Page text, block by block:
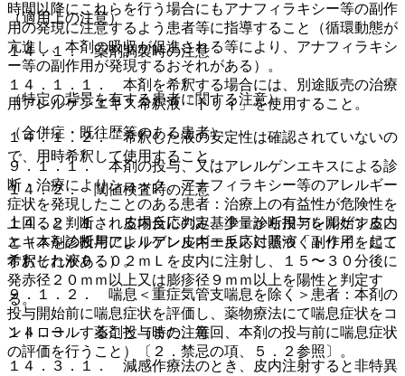
（適用上の注意）
１４．１． 薬剤調製時の注意
１４．１．１． 本剤を希釈する場合には、別途販売の治療
用アレルゲンエキス希釈液「トリイ」を使用すること。
１４．１．２． 希釈した液の安定性は確認されていないの
で、用時希釈して使用すること。
１４．２． 閾値検査時の注意
１４．２．１． 皮内反応判定基準：診断用アレルゲン皮内
エキスを診断用アレルゲン皮内エキス対照液「トリイ」にて
希釈した液０．０２ｍＬを皮内に注射し、１５〜３０分後に
発赤径２０ｍｍ以上又は膨疹径９ｍｍ以上を陽性と判定す
る。
１４．３． 薬剤投与時の注意
１４．３．１． 減感作療法のとき、皮内注射すると非特異
時間以降にこれらを行う場合にもアナフィラキシー等の副作
用の発現に注意するよう患者等に指導すること（循環動態が
亢進し、本剤の吸収が促進される等により、アナフィラキシ
ー等の副作用が発現するおそれがある）。
（特定の背景を有する患者に関する注意）
（合併症・既往歴等のある患者）
９．１．１． 本剤の投与、又はアレルゲンエキスによる診
断・治療によりショック、アナフィラキシー等のアレルギー
症状を発現したことのある患者：治療上の有益性が危険性を
上回ると判断される場合にのみ、少量から投与を開始するこ
と（本剤の投与によりアレルギー反応に基づく副作用を起こ
すおそれがある）。
９．１．２． 喘息＜重症気管支喘息を除く＞患者：本剤の
投与開始前に喘息症状を評価し、薬物療法にて喘息症状をコ
ントロールすること（また、毎回、本剤の投与前に喘息症状
の評価を行うこと）〔２．禁忌の項、５．２参照〕。